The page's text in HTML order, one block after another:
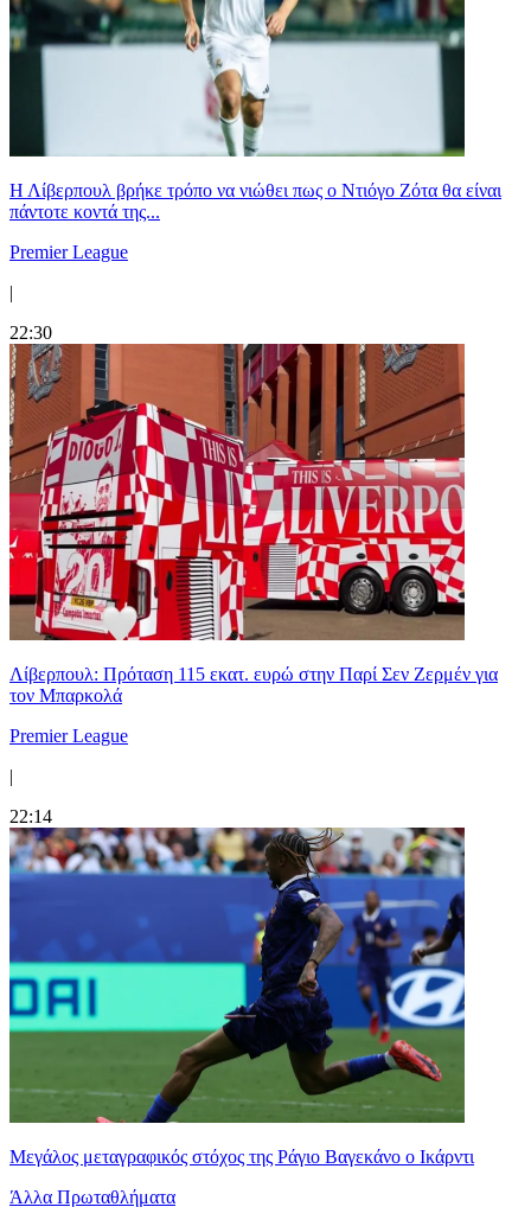
Η Λίβερπουλ βρήκε τρόπο να νιώθει πως ο Ντιόγο Ζότα θα είναι
πάντοτε κοντά της...
Premier League
|
22:30
Λίβερπουλ: Πρόταση 115 εκατ. ευρώ στην Παρί Σεν Ζερμέν για
τον Μπαρκολά
Premier League
|
22:14
Μεγάλος μεταγραφικός στόχος της Ράγιο Βαγεκάνο ο Ικάρντι
Άλλα Πρωταθλήματα